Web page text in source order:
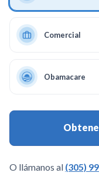
Comercial
Obamacare
O llámanos al (305)